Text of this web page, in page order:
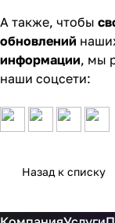
А также, чтобы
обновлений
информации, мы
наши соцсети:
Назад к списку